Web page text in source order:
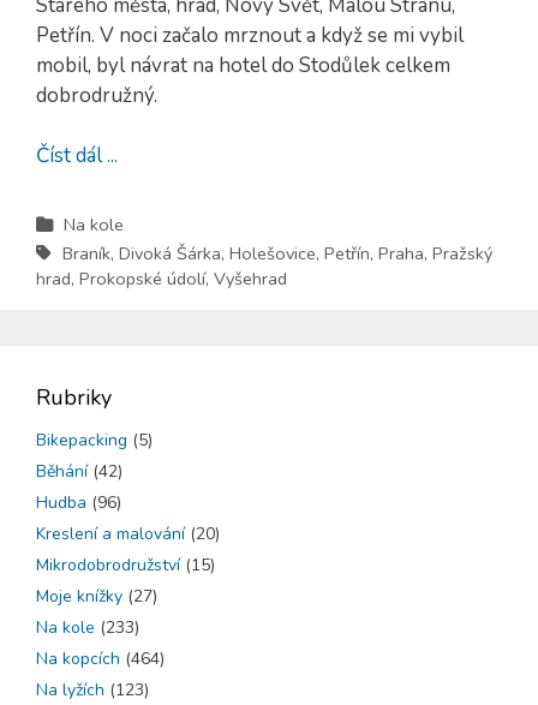
Starého města, hrad, Nový Svět, Malou Stranu,
Petřín. V noci začalo mrznout a když se mi vybil
mobil, byl návrat na hotel do Stodůlek celkem
dobrodružný.
Číst dál ...
Na kole
Braník, Divoká Šárka, Holešovice, Petřín, Praha, Pražský
hrad, Prokopské údolí, Vyšehrad
Rubriky
Bikepacking (5)
Běhání(42)
Hudba (96)
Kreslení a malování(20)
Mikrodobrodružství(15)
Moje knížky (27)
Na kole (233)
Na kopcích (464)
Na lyžích (123)